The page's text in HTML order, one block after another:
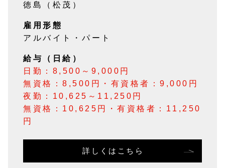
徳島（松茂）
雇用形態
アルバイト・パート
給与（日給）
日勤：8,500～9,000円
無資格：8,500円・有資格者：9,000円
夜勤：10,625～11,250円
無資格：10,625円・有資格者：11,250
円
詳しくはこちら